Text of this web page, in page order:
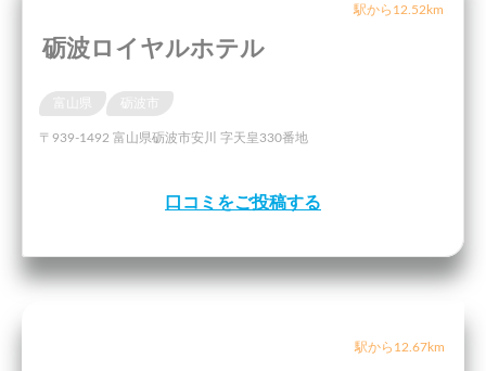
駅から12.52km
砺波ロイヤルホテル
砺波市
〒939-1492 富山県砺波市安川 字天皇330番地
口コミをご投稿する
駅から12.67km